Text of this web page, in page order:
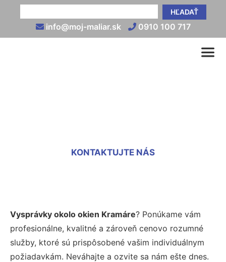
HĽADAŤ
info@moj-maliar.sk 0910 100 717
KONTAKTUJTE NÁS
Vysprávky okolo okien Kramáre? Ponúkame vám
profesionálne, kvalitné a zároveň cenovo rozumné
služby, ktoré sú prispôsobené vašim individuálnym
požiadavkám. Neváhajte a ozvite sa nám ešte dnes.